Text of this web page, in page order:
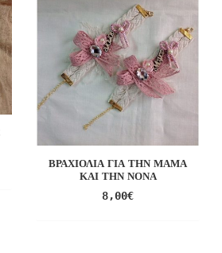
ΒΡΑΧΙΌΛΙΑ ΓΙΑ ΤΗΝ ΜΑΜΆ
ΚΑΙ ΤΗΝ ΝΟΝΆ
8,00€